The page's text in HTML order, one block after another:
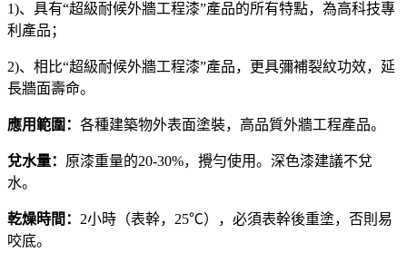
1)、具有“超級耐候外牆工程漆”產品的所有特點，為高科技專
利產品；
2)、相比“超級耐候外牆工程漆”產品，更具彌補裂紋功效，延
長牆面壽命。
應用範圍： 各種建築物外表面塗裝，高品質外牆工程產品。
兌水量： 原漆重量的20-30%，攪勻使用。深色漆建議不兌
水。
乾燥時間： 2小時（表幹，25℃），必須表幹後重塗，否則易
咬底。